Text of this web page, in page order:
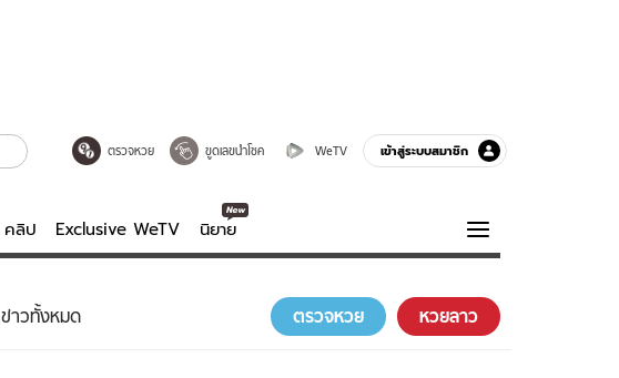
ตรวจหวย ขูดเลขนำโชค WeTV เข้าสู่ระบบสมาชิก
คลิป Exclusive WeTV นิยาย
บันเทิงครบรส ความรู้รอบตัว
ฮาวทู
ข่าวทั้งหมด ตรวจหวย หวยลาว